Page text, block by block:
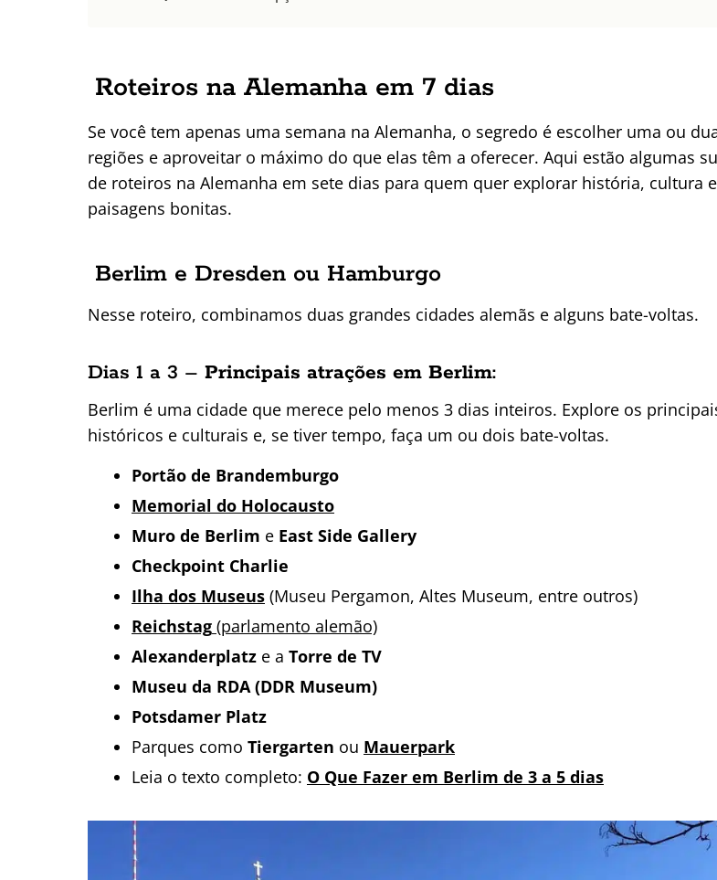
Roteiros na Alemanha em 7 dias
Se você tem apenas uma semana na Alemanha, o segredo é escolher uma ou
regiões e aproveitar o máximo do que elas têm a oferecer. Aqui estão algumas
de roteiros na Alemanha em sete dias para quem quer explorar história, cultura e
paisagens bonitas.
Berlim e Dresden ou Hamburgo
Nesse roteiro, combinamos duas grandes cidades alemãs e alguns bate-voltas.
Dias 1 a 3 – Principais atrações em Berlim:
Berlim é uma cidade que merece pelo menos 3 dias inteiros. Explore os
históricos e culturais e, se tiver tempo, faça um ou dois bate-voltas.
Portão de Brandemburgo
Memorial do Holocausto
Muro de Berlim e East Side Gallery
Checkpoint Charlie
Ilha dos Museus (Museu Pergamon, Altes Museum, entre outros)
Reichstag (parlamento alemão)
Alexanderplatz e a Torre de TV
Museu da RDA (DDR Museum)
Potsdamer Platz
Parques como Tiergarten ou Mauerpark
Leia o texto completo: O Que Fazer em Berlim de 3 a 5 dias